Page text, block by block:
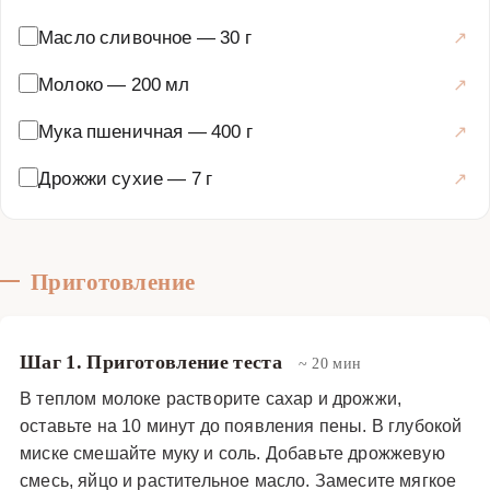
Масло сливочное —30 г
Молоко— 200 мл
Мука пшеничная —400 г
Дрожжи сухие— 7 г
Приготовление
Шаг 1. Приготовление теста ~ 20 мин
В теплом молоке растворите сахар и дрожжи,
оставьте на 10 минут до появления пены. В глубокой
миске смешайте муку и соль. Добавьте дрожжевую
смесь, яйцо и растительное масло. Замесите мягкое